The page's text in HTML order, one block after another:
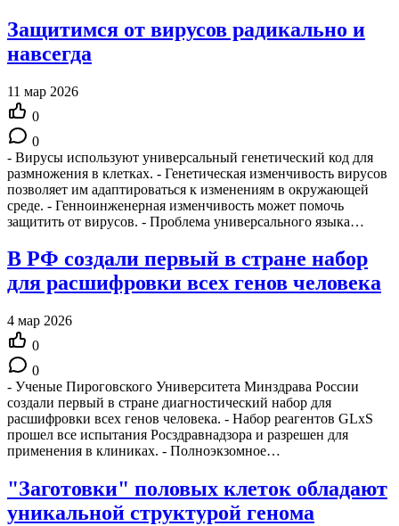
Защитимся от вирусов радикально и
навсегда
11 мар 2026
0
0
- Вирусы используют универсальный генетический код для
размножения в клетках. - Генетическая изменчивость вирусов
позволяет им адаптироваться к изменениям в окружающей
среде. - Генноинженерная изменчивость может помочь
защитить от вирусов. - Проблема универсального языка…
В РФ создали первый в стране набор
для расшифровки всех генов человека
4 мар 2026
0
0
- Ученые Пироговского Университета Минздрава России
создали первый в стране диагностический набор для
расшифровки всех генов человека. - Набор реагентов GLxS
прошел все испытания Росздравнадзора и разрешен для
применения в клиниках. - Полноэкзомное…
"Заготовки" половых клеток обладают
уникальной структурой генома